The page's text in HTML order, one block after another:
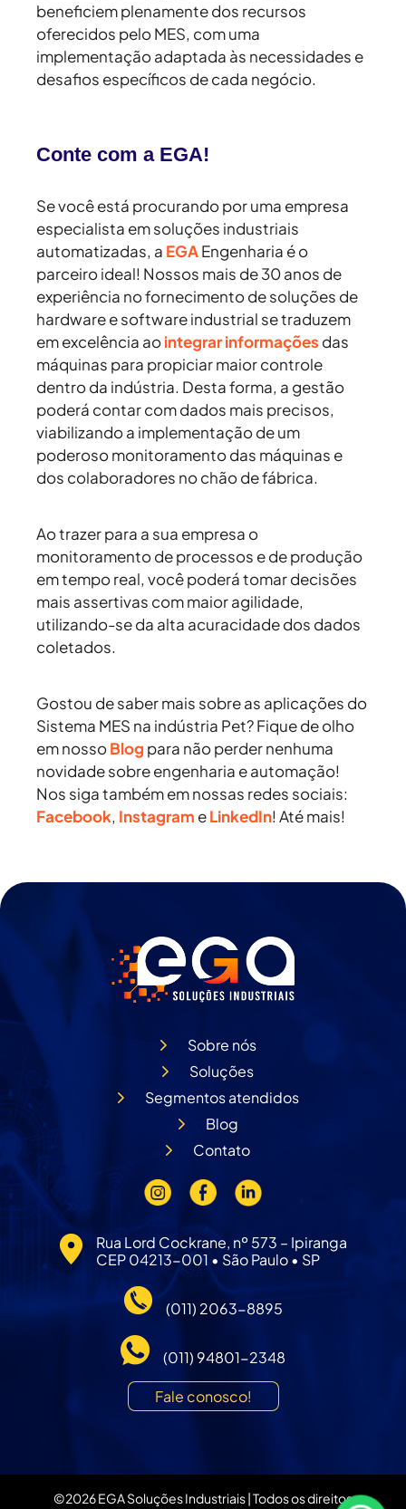
beneficiem plenamente dos recursos
oferecidos pelo MES, com uma
implementação adaptada às necessidades e
desafios específicos de cada negócio.
Conte com a EGA!
Se você está procurando por uma empresa
especialista em soluções industriais
automatizadas, a EGAEngenharia é o
parceiro ideal! Nossos mais de 30 anos de
experiência no fornecimento de soluções de
hardware e software industrial se traduzem
em excelência aointegrar informações das
máquinas para propiciar maior controle
dentro da indústria. Desta forma, a gestão
poderá contar com dados mais precisos,
viabilizando a implementação de um
poderoso monitoramento das máquinas e
dos colaboradores no chão de fábrica.
Ao trazer para a sua empresa o
monitoramento de processos e de produção
em tempo real, você poderá tomar decisões
mais assertivas com maior agilidade,
utilizando-se da alta acuracidade dos dados
coletados.
Gostou de saber mais sobre as aplicações do
Sistema MES na indústria Pet? Fique de olho
em nossoBlog para não perder nenhuma
novidade sobre engenharia e automação!
Nos siga também em nossas redes sociais:
Facebook, Instagram eLinkedIn! Até mais!
Sobre nós
Soluções
Segmentos atendidos
Blog
Contato
Rua Lord Cockrane, nº 573 – Ipiranga
CEP 04213-001 • São Paulo • SP
(011) 2063-8895
(011) 94801-2348
Fale conosco!
©2026EGA Soluções Industriais | Todos os direitos